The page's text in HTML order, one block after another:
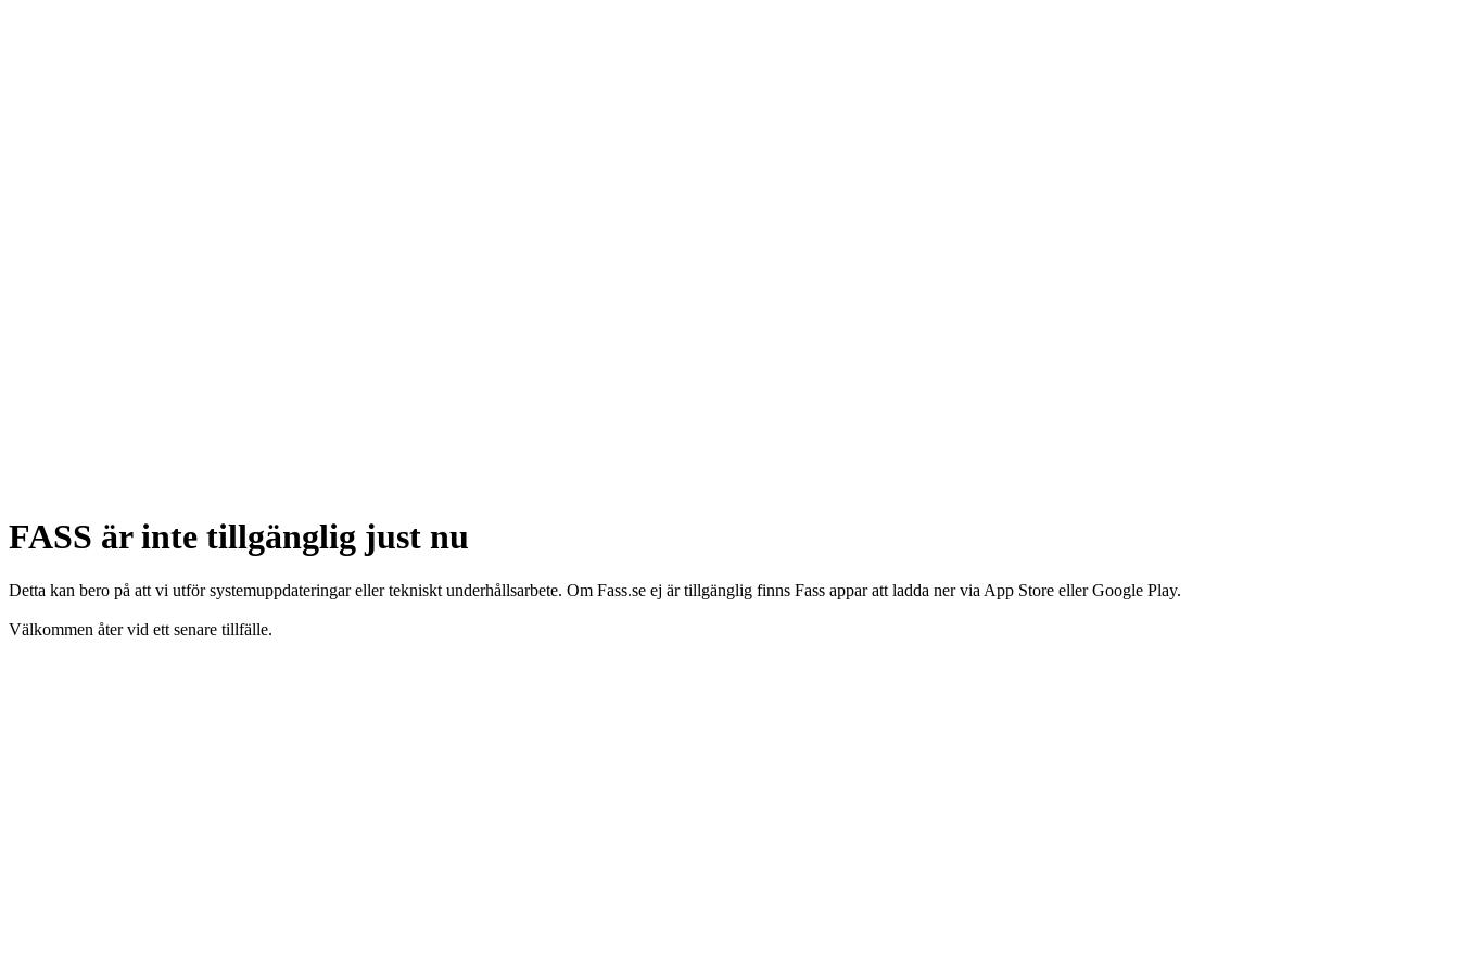
FASS är inte tillgänglig just nu
Detta kan bero på att vi utför systemuppdateringar eller tekniskt underhållsarbete. Om Fass.se ej är tillgänglig finns Fass appar att ladda ner via App Store eller Google Play.
Välkommen åter vid ett senare tillfälle.